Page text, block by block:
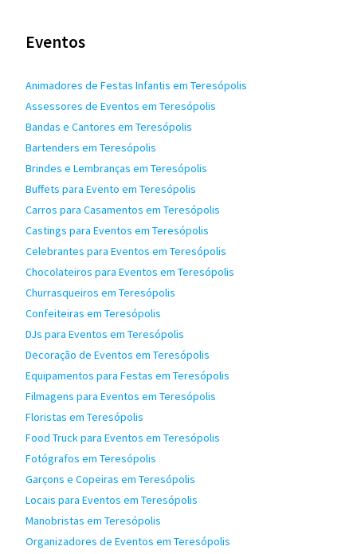
Eventos
Animadores de Festas Infantis em Teresópolis
Assessores de Eventos em Teresópolis
Bandas e Cantores em Teresópolis
Bartenders em Teresópolis
Brindes e Lembranças em Teresópolis
Buffets para Evento em Teresópolis
Carros para Casamentos em Teresópolis
Castings para Eventos em Teresópolis
Celebrantes para Eventos em Teresópolis
Chocolateiros para Eventos em Teresópolis
Churrasqueiros em Teresópolis
Confeiteiras em Teresópolis
DJs para Eventos em Teresópolis
Decoração de Eventos em Teresópolis
Equipamentos para Festas em Teresópolis
Filmagens para Eventos em Teresópolis
Floristas em Teresópolis
Food Truck para Eventos em Teresópolis
Fotógrafos em Teresópolis
Garçons e Copeiras em Teresópolis
Locais para Eventos em Teresópolis
Manobristas em Teresópolis
Organizadores de Eventos em Teresópolis